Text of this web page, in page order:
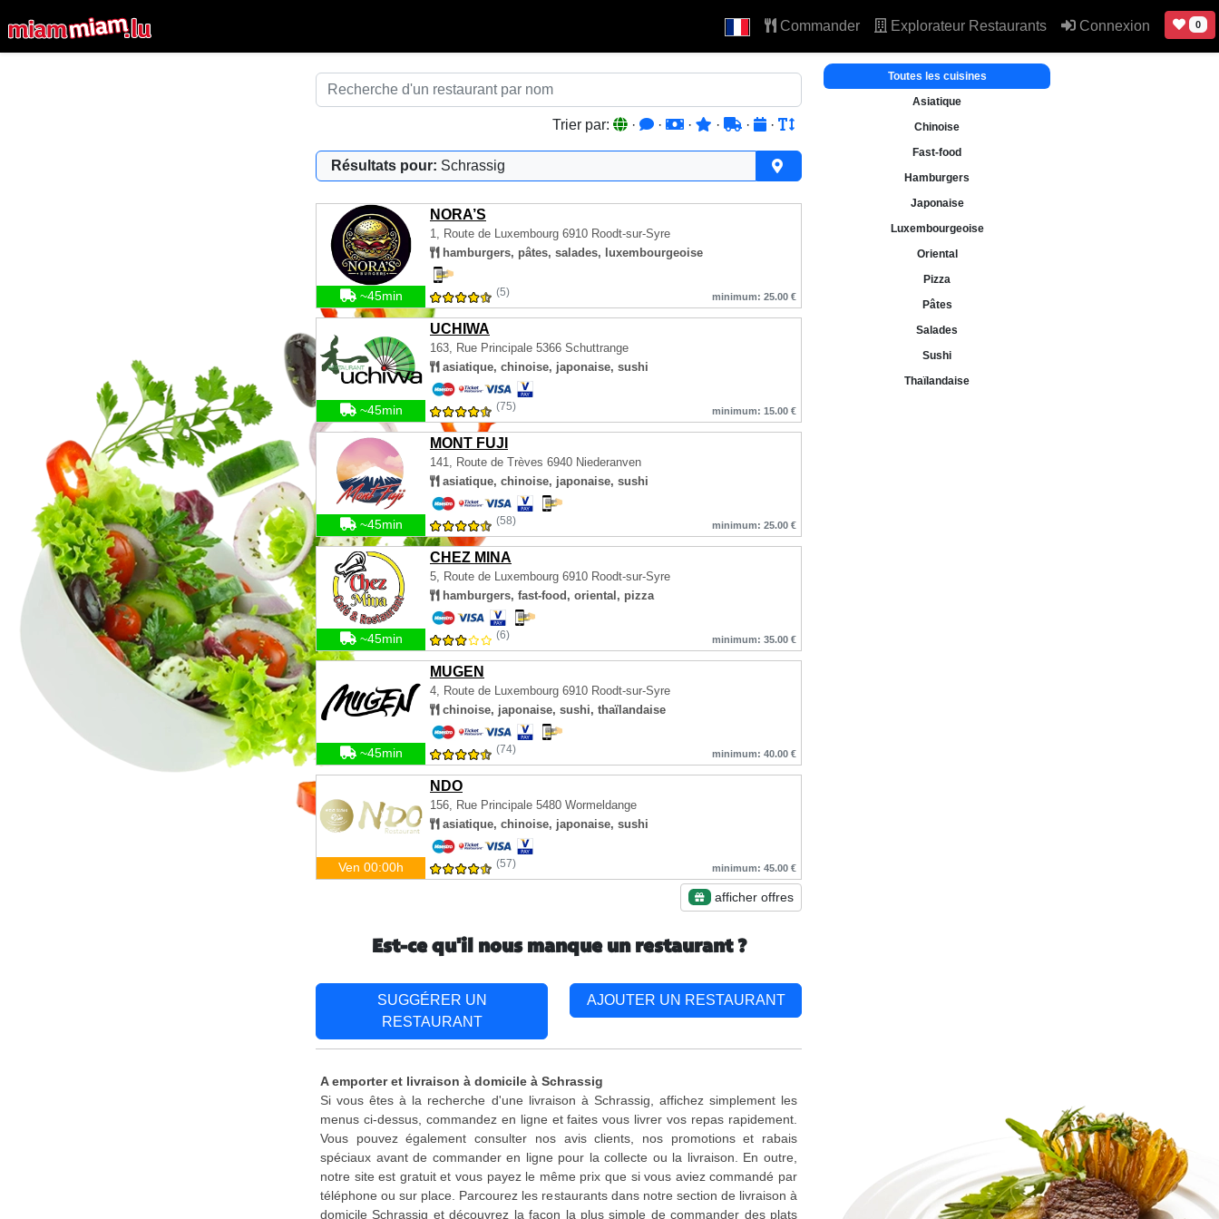
Commander Explorateur Restaurants Connexion 0
Trier par: · · · · · ·
Résultats pour: Schrassig
NORA’S
1, Route de Luxembourg 6910 Roodt-sur-Syre
hamburgers, pâtes, salades, luxembourgeoise
~45min (5) minimum: 25.00 €
UCHIWA
163, Rue Principale 5366 Schuttrange
asiatique, chinoise, japonaise, sushi
~45min (75) minimum: 15.00 €
MONT FUJI
141, Route de Trèves 6940 Niederanven
asiatique, chinoise, japonaise, sushi
~45min (58) minimum: 25.00 €
CHEZ MINA
5, Route de Luxembourg 6910 Roodt-sur-Syre
hamburgers, fast-food, oriental, pizza
~45min (6) minimum: 35.00 €
MUGEN
4, Route de Luxembourg 6910 Roodt-sur-Syre
chinoise, japonaise, sushi, thaïlandaise
~45min (74) minimum: 40.00 €
NDO
156, Rue Principale 5480 Wormeldange
asiatique, chinoise, japonaise, sushi
Ven 00:00h (57) minimum: 45.00 €
afficher offres
Toutes les cuisines
Asiatique
Chinoise
Fast-food
Hamburgers
Japonaise
Luxembourgeoise
Oriental
Pizza
Pâtes
Salades
Sushi
Thaïlandaise
Est-ce qu'il nous manque un restaurant ?
SUGGÉRER UN
RESTAURANT
AJOUTER UN RESTAURANT
A emporter et livraison à domicile à Schrassig
Si vous êtes à la recherche d'une livraison à Schrassig, affichez simplement les
menus ci-dessus, commandez en ligne et faites vous livrer vos repas rapidement.
Vous pouvez également consulter nos avis clients, nos promotions et rabais
spéciaux avant de commander en ligne pour la collecte ou la livraison. En outre,
notre site est gratuit et vous payez le même prix que si vous aviez commandé par
téléphone ou sur place. Parcourez les restaurants dans notre section de livraison à
domicile Schrassig et découvrez la façon la plus simple de commander des plats